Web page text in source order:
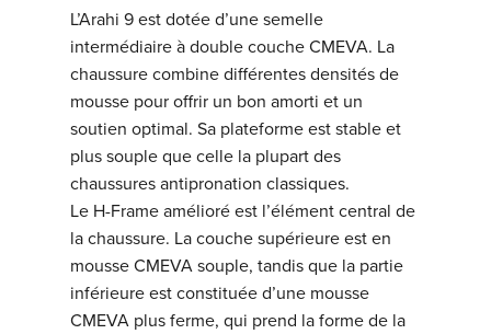
L’Arahi 9 est dotée d’une semelle
intermédiaire à double couche CMEVA. La
chaussure combine différentes densités de
mousse pour offrir un bon amorti et un
soutien optimal. Sa plateforme est stable et
plus souple que celle la plupart des
chaussures antipronation classiques.
Le H-Frame amélioré est l’élément central de
la chaussure. La couche supérieure est en
mousse CMEVA souple, tandis que la partie
inférieure est constituée d’une mousse
CMEVA plus ferme, qui prend la forme de la